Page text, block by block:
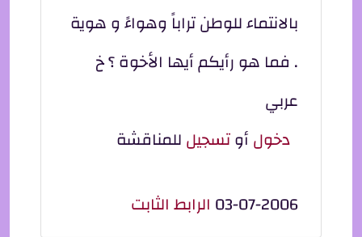
بالانتماء للوطن تراباً وهواءً و هوية
. فما هو رأيكم أيها الأخوة ؟ خ
عربي
دخولأوتسجيلللمناقشة
03-07-2006 الرابط الثابت